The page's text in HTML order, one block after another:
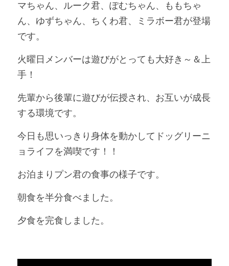
マちゃん、ルーク君、ぽむちゃん、ももちゃ
ん、ゆずちゃん、ちくわ君、ミラボー君が登場
です。
火曜日メンバーは遊びがとっても大好き～＆上
手！
先輩から後輩に遊びが伝授され、お互いが成長
する環境です。
今日も思いっきり身体を動かしてドッグリーニ
ョライフを満喫です！！
お泊まりプン君の食事の様子です。
朝食を半分食べました。
夕食を完食しました。